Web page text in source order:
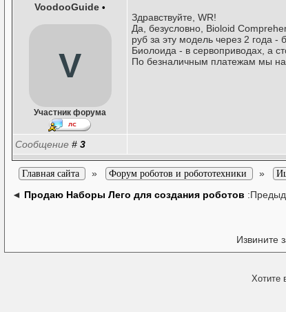
VoodooGuide •
V
Участник форума
Здравствуйте, WR!
Да, безусловно, Bioloid
руб за эту модель через 2 года
Биолоида - в сервоприводах, а
По безналичным платежам мы
Сообщение # 3
Главная сайта » Форум роботов и робототехники »
◄ Продаю Наборы Лего для создания роботов
Извините
Хотите